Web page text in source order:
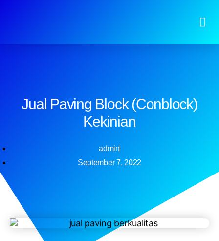
Jual Paving Block (Conblock)
Kekinian
admin
September 7, 2022